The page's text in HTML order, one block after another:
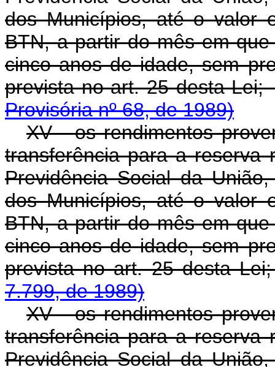
dos Municípios, até o valor
BTN, a partir do mês em
cinco anos de idade, sem
prevista no art. 25
Provisória nº 68, de 1989)
XV - os rendimentos
transferência para a reserva
Previdência Social da
dos Municípios, até o valor
BTN, a partir do mês em
cinco anos de idade, sem
prevista no art. 25
7.799, de 1989)
XV - os rendimentos
transferência para a reserva
Previdência Social da